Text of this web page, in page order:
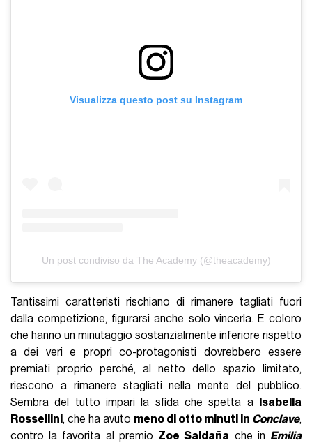
Visualizza questo post su Instagram
Un post condiviso da The Academy (@theacademy)
Tantissimi caratteristi rischiano di rimanere tagliati fuori
dalla competizione, figurarsi anche solo vincerla. E coloro
che hanno un minutaggio sostanzialmente inferiore rispetto
a dei veri e propri co-protagonisti dovrebbero essere
premiati proprio perché, al netto dello spazio limitato,
riescono a rimanere stagliati nella mente del pubblico.
Sembra del tutto impari la sfida che spetta a
Isabella
Rossellini, che ha avuto meno di otto minuti in Conclave,
contro la favorita al premio Zoe Saldaña che in Emilia